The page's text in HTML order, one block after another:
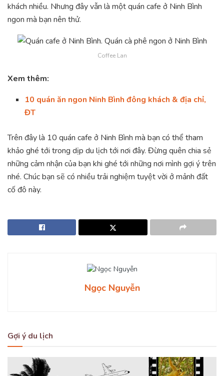
khách nhiều. Nhưng đây vẫn là một quán cafe ở Ninh Bình
ngon mà bạn nên thử.
Coffee Lan
Xem thêm:
10 quán ăn ngon Ninh Bình đông khách & địa chỉ,
ĐT
Trên đây là 10 quán cafe ở Ninh Bình mà bạn có thể tham
khảo ghé tới trong dịp du lịch tới nơi đây. Đừng quên chia sẻ
những cảm nhận của bạn khi ghé tới những nơi mình gợi ý trên
nhé. Chúc bạn sẽ có nhiều trải nghiệm tuyệt vời ở mảnh đất
cố đô này.
Ngọc Nguyễn
Gợi ý du lịch